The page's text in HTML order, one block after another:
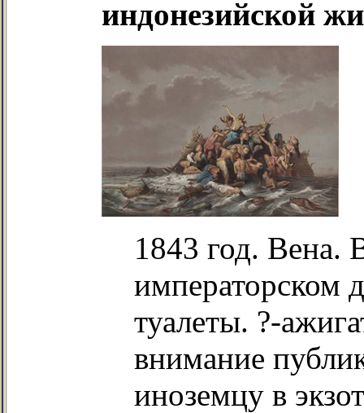
индонезийской
1843 год. Вена.
императорском
туалеты. ?-
внимание
иноземцу в